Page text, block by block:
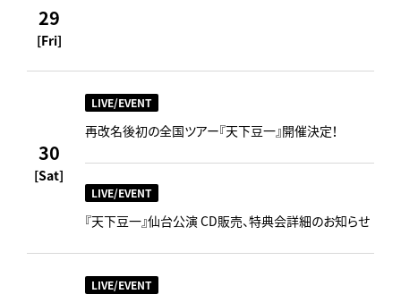
29
[Fri]
30
[Sat]
LIVE/EVENT
再改名後初の全国ツアー『天下豆一』開催決定！
LIVE/EVENT
『天下豆一』仙台公演 CD販売、特典会詳細のお知らせ
LIVE/EVENT